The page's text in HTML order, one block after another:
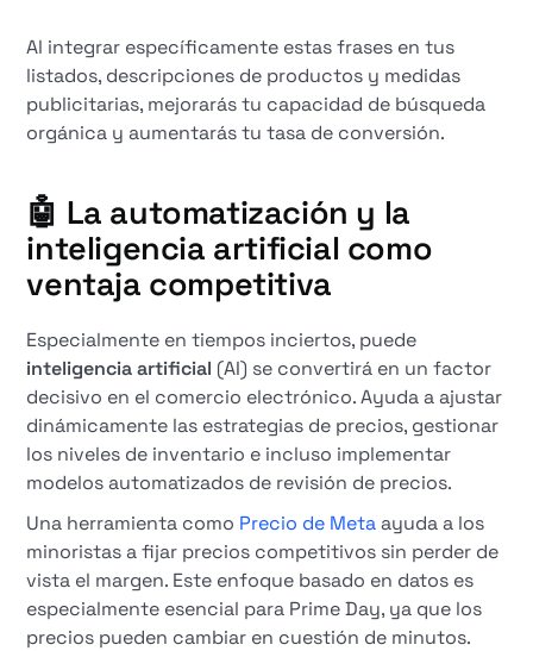
Al integrar específicamente estas frases en tus
listados, descripciones de productos y medidas
publicitarias, mejorarás tu capacidad de búsqueda
orgánica y aumentarás tu tasa de conversión.
🤖 La automatización y la
inteligencia artificial como
ventaja competitiva
Especialmente en tiempos inciertos, puede
inteligencia artificial (AI) se convertirá en un factor
decisivo en el comercio electrónico. Ayuda a ajustar
dinámicamente las estrategias de precios, gestionar
los niveles de inventario e incluso implementar
modelos automatizados de revisión de precios.
Una herramienta como Precio de Metaayuda a los
minoristas a fijar precios competitivos sin perder de
vista el margen. Este enfoque basado en datos es
especialmente esencial para Prime Day, ya que los
precios pueden cambiar en cuestión de minutos.